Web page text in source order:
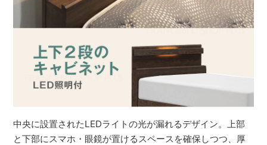
中央に設置されたLEDライトの光が漏れるデザイン。上部
と下部にスマホ・眼鏡が置けるスペースを確保しつつ、厚